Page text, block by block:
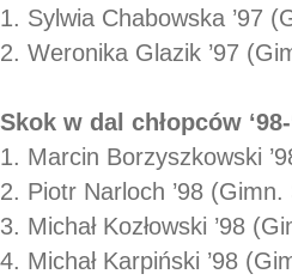
1. Sylwia Chabowska ’97
2. Weronika Glazik ’97
Skok w dal chłopców
1. Marcin Borzyszkowski
2. Piotr Narloch ’98
3. Michał Kozłowski ’98
4. Michał Karpiński ’98